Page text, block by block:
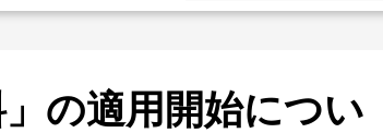
の適用開始につい